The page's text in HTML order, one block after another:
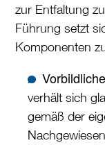
zur Entfaltung
Führung setzt
Komponenten
verhält sich
gemäß der